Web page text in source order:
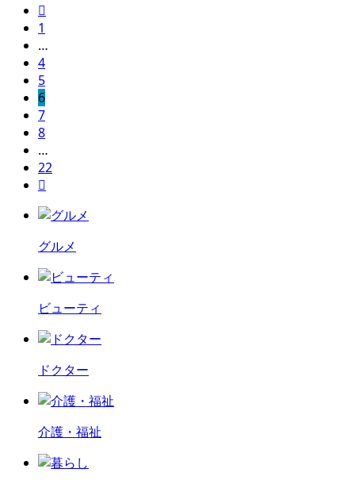

1
…
4
5
6
7
8
…
22

グルメ
ビューティ
ドクター
介護・福祉